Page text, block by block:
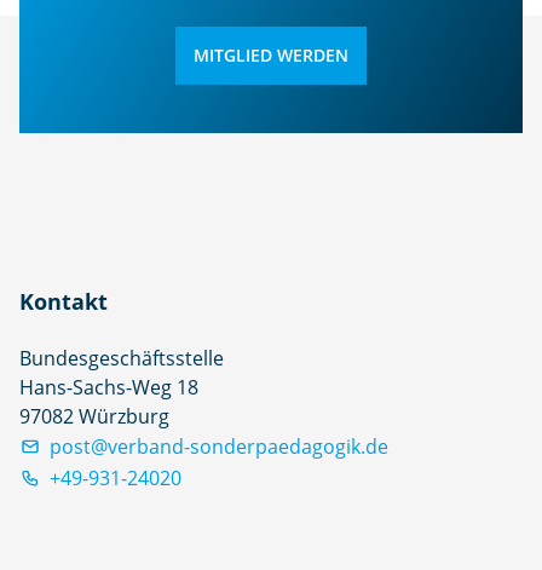
MITGLIED WERDEN
Kontakt
Bundesgeschäftsstelle
Hans-Sachs-Weg 18
97082 Würzburg
post@verband-sonderpaedagogik.de
+49-931-24020